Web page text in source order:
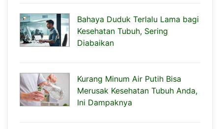
Bahaya Duduk Terlalu Lama bagi
Kesehatan Tubuh, Sering
Diabaikan
Kurang Minum Air Putih Bisa
Merusak Kesehatan Tubuh Anda,
Ini Dampaknya